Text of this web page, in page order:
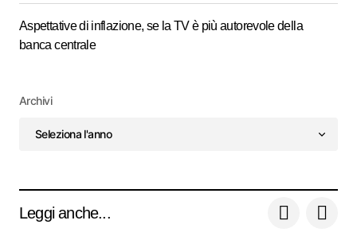
Aspettative di inflazione, se la TV è più autorevole della
banca centrale
Archivi
Leggi anche...